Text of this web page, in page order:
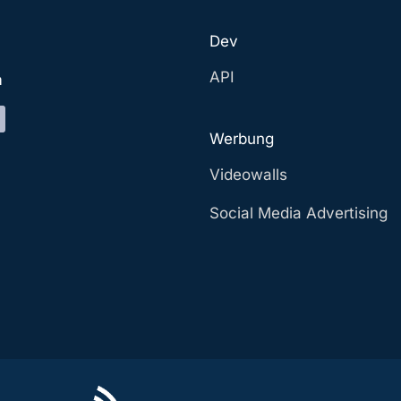
Dev
API
Werbung
Videowalls
Social Media Advertising